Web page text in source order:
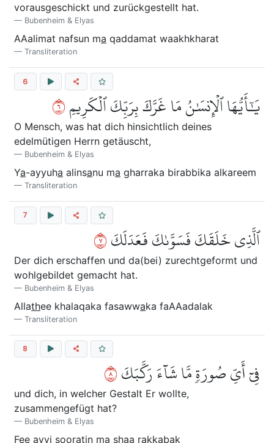
vorausgeschickt und zurückgestellt hat.
Bubenheim & Elyas
AAalimat nafsun ma qaddamat waakhkharat
Transliteration
6
يَٰٓأَيُّهَا ٱلۡإِنسَٰنُ مَا غَرَّكَ بِرَبِّكَ ٱلۡكَرِيمِ٦
O Mensch, was hat dich hinsichtlich deines
edelmütigen Herrn getäuscht,
Bubenheim & Elyas
Ya-ayyuha alinsanu ma gharraka birabbika alkareem
Transliteration
7
ٱلَّذِي خَلَقَكَ فَسَوَّىٰكَ فَعَدَلَكَ٧
Der dich erschaffen und da(bei) zurechtgeformt und
wohlgebildet gemacht hat.
Bubenheim & Elyas
Allathee khalaqaka fasawwaka faAAadalak
Transliteration
8
فِيٓ أَيِّ صُورَةٖ مَّا شَآءَ رَكَّبَكَ٨
und dich, in welcher Gestalt Er wollte,
zusammengefügt hat?
Bubenheim & Elyas
Fee ayyi sooratin ma shaa rakkabak